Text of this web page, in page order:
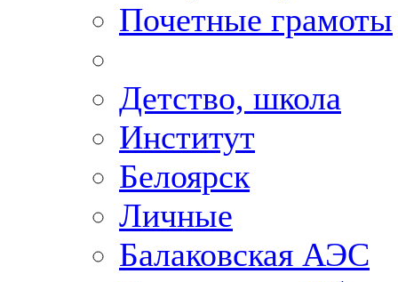
Почетные грамоты
Детство, школа
Институт
Белоярск
Личные
Балаковская АЭС